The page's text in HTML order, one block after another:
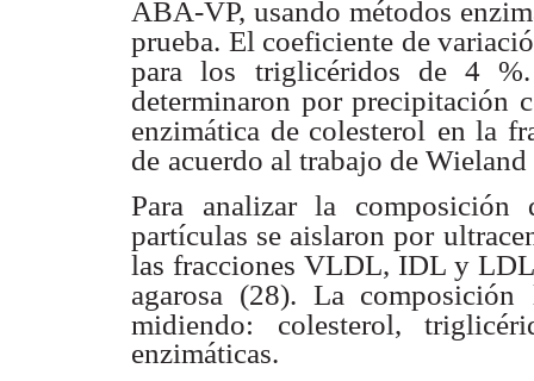
ABA-VP, usando métodos
prueba. El coeficiente de
para los
triglicéridos de 4
determinaron por precipitación
enzimática de colesterol en la
de acuerdo al trabajo de
Para analizar la
partículas se aislaron por
las fracciones VLDL, IDL y
agarosa (28). La composición
midiendo:
colesterol,
enzimáticas.